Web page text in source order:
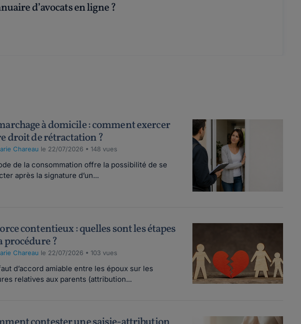
d’avocats en ligne ?
à domicile : comment exercer
droit de rétractation ?
Chareau le 22/07/2026 • 148 vues
de la consommation offre la possibilité de se
après la signature d’un...
contentieux : quelles sont les étapes
procédure ?
Chareau le 22/07/2026 • 103 vues
d’accord amiable entre les époux sur les
relatives aux parents (attribution...